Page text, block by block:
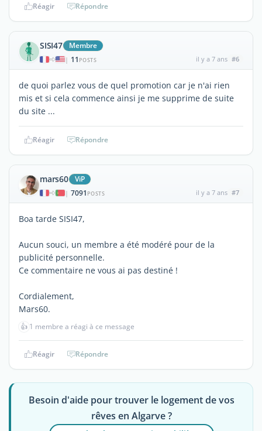
Réagir Répondre
SISI47 Membre
| 11 POSTS il y a 7 ans #6
de quoi parlez vous de quel promotion car je n'ai rien
mis et si cela commence ainsi je me supprime de suite
du site ...
Réagir Répondre
mars60 ViP
| 7091 POSTS il y a 7 ans #7
Boa tarde SISI47,
Aucun souci, un membre a été modéré pour de la
publicité personnelle.
Ce commentaire ne vous ai pas destiné !
Cordialement,
Mars60.
👍 1 membre a réagi à ce message
Réagir Répondre
Besoin d'aide pour trouver le logement de vos
rêves en Algarve ?